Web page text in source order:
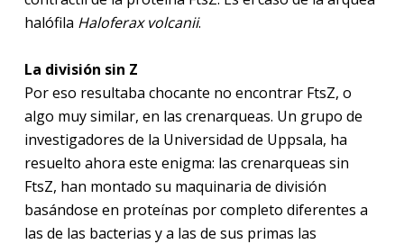
halófila Haloferax volcanii.
La división sin Z
Por eso resultaba chocante no encontrar FtsZ, o
algo muy similar, en las crenarqueas. Un grupo de
investigadores de la Universidad de Uppsala, ha
resuelto ahora este enigma: las crenarqueas sin
FtsZ, han montado su maquinaria de división
basándose en proteínas por completo diferentes a
las de las bacterias y a las de sus primas las